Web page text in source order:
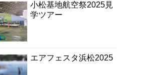
小松基地航空祭2025見
学ツアー
エアフェスタ浜松2025